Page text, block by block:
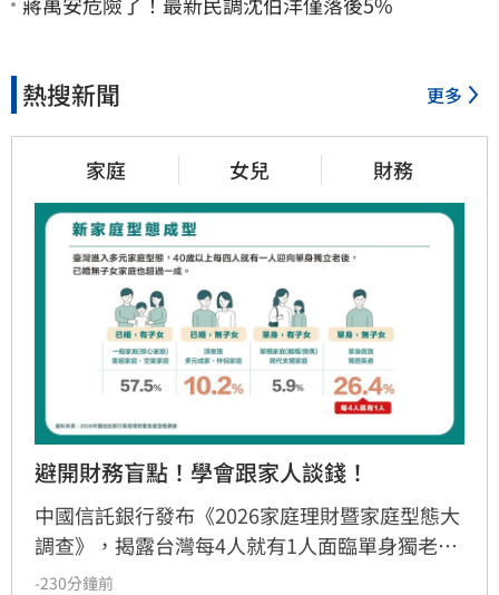
熱搜新聞 更多
家庭 女兒 財務
避開財務盲點！學會跟家人談錢！
中國信託銀行發布《2026家庭理財暨家庭型態大
調查》，揭露台灣每4人就有1人面臨單身獨老。
儘管逾七成國人準備退休金，卻因缺乏長照規劃
-230分鐘前